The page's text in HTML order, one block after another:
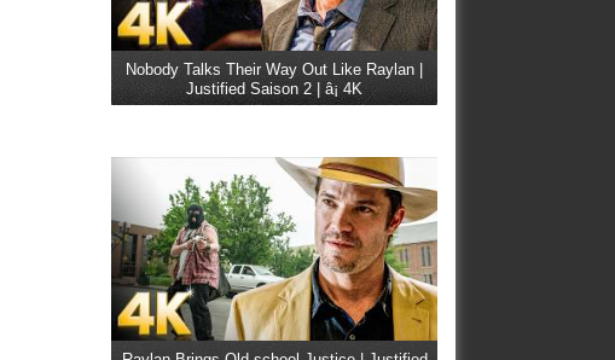
Nobody Talks Their Way Out Like Raylan |
Justified Saison 2 | â¡ 4K